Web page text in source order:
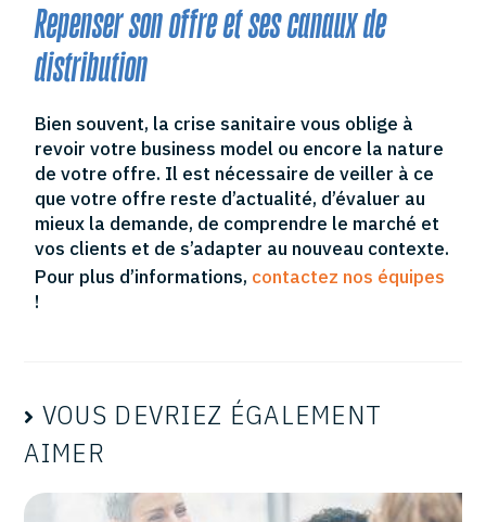
Repenser son offre et ses canaux de
distribution
Bien souvent, la crise sanitaire vous oblige à
revoir votre business model ou encore la nature
de votre offre. Il est nécessaire de veiller à ce
que votre offre reste d’actualité, d’évaluer au
mieux la demande, de comprendre le marché et
vos clients et de s’adapter au nouveau contexte.
Pour plus d’informations, contactez nos équipes
!
VOUS DEVRIEZ ÉGALEMENT
AIMER